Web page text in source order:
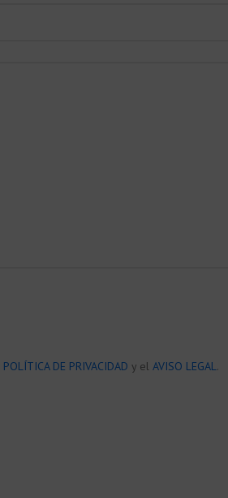
POLÍTICA DE PRIVACIDAD y el AVISO LEGAL.